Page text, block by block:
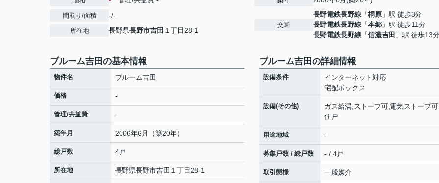
間取り/面積 -/-
所在地 長野県長野市吉田 １丁目28-1
交通
長野電鉄長野線 「桐原 」駅 徒歩3分
長野電鉄長野線 「本郷 」駅 徒歩11分
長野電鉄長野線 「信濃吉田 」駅 徒歩13分
ブルーム吉田の基本情報
物件名 ブルーム吉田
価格 -
管理/共益費 -
築年月 2006年6月（築20年）
総戸数 4戸
所在地 長野県長野市吉田 １丁目28-1
ブルーム吉田の詳細情報
設備条件
インターネット対応
宅配ボックス
設備(その他)
ガス給湯,ストーブ可,電気ストーブ
住戸
用途地域 -
募集戸数 / 総戸数 - / 4戸
取引態様 一般媒介